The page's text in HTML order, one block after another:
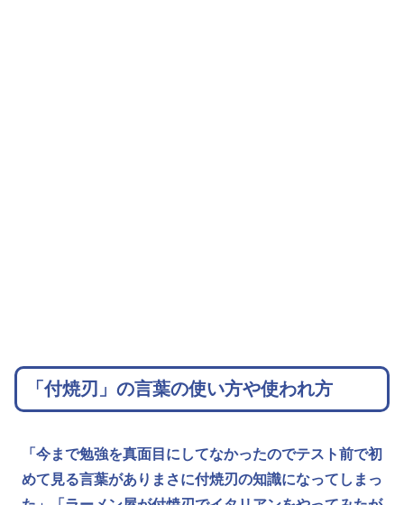
「付焼刃」の言葉の使い方や使われ方
「今まで勉強を真面目にしてなかったのでテスト前で初
めて見る言葉がありまさに付焼刃の知識になってしまっ